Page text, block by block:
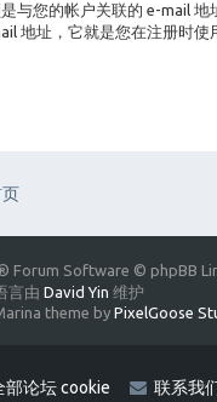
与您的帐户关联的 e-mail
地址，它就是您在注册时使
Forum Software © phpBB
言由 David Yin 维护
theme by PixelGoose
部论坛 cookie 联系我